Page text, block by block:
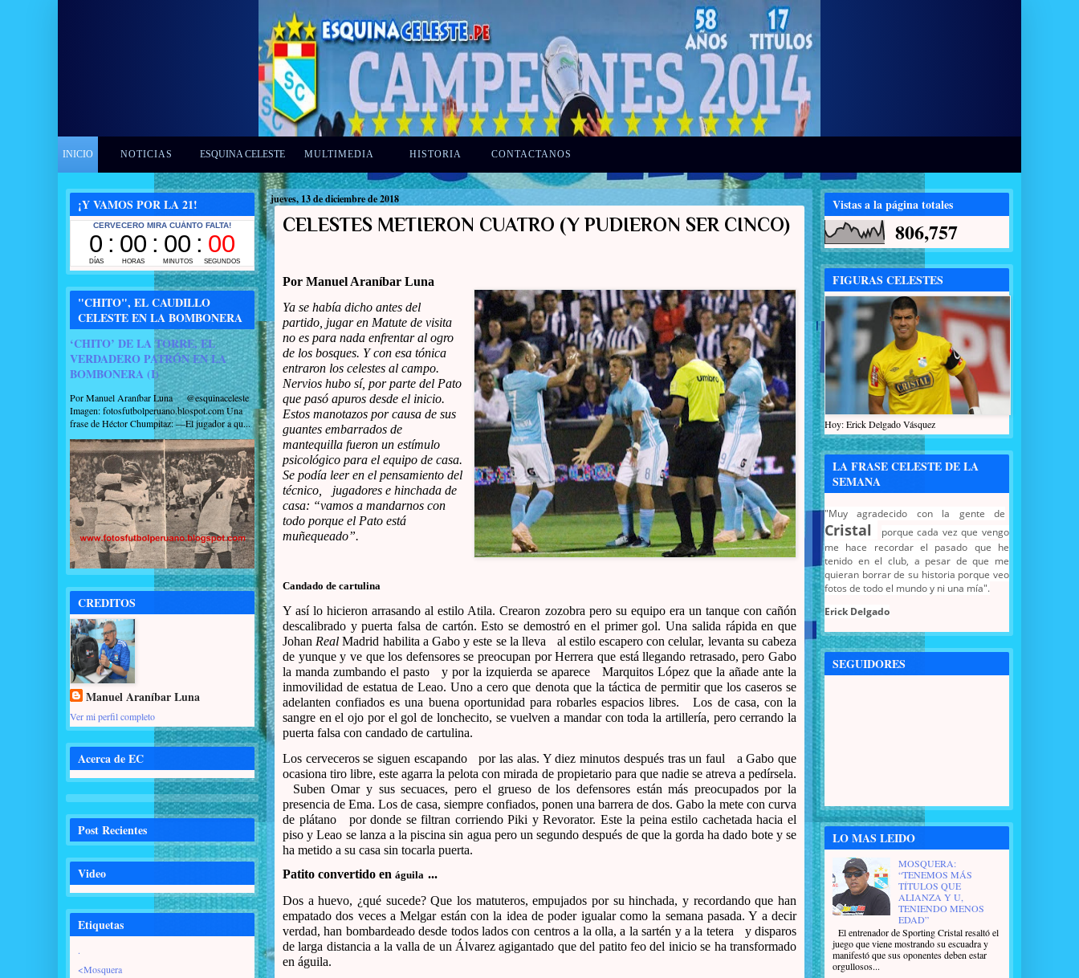
INICIO NOTICIAS ESQUINA CELESTE MULTIMEDIA HISTORIA CONTACTANOS
jueves, 13 de diciembre de 2018
CELESTES METIERON CUATRO (Y PUDIERON SER CINCO)
Por Manuel Araníbar Luna
Ya se había dicho antes del
partido, jugar en Matute de visita
no es para nada enfrentar al ogro
de los bosques. Y con esa tónica
entraron los celestes al campo.
Nervios hubo sí, por parte del Pato
que pasó apuros desde el inicio.
Estos manotazos por causa de sus
guantes embarrados de
mantequilla fueron un estímulo
psicológico para el equipo de casa.
Se podía leer en el pensamiento del
técnico,
jugadores e hinchada de
casa: “vamos a mandarnos con
todo porque el Pato está
muñequeado”.
Candado de cartulina
Y así lo hicieron arrasando al estilo Atila. Crearon zozobra pero su equipo era un tanque con cañón
descalibrado y puerta falsa de cartón. Esto se demostró en el primer gol. Una salida rápida en que
Johan Real Madrid habilita a Gabo y este se la lleva
al estilo escapero con celular, levanta su cabeza
de yunque y ve que los defensores se preocupan por Herrera que está llegando retrasado, pero Gabo
la manda zumbando el pasto
y por la izquierda se aparece
Marquitos López que la añade ante la
inmovilidad de estatua de Leao. Uno a cero que denota que la táctica de permitir que los caseros se
adelanten confiados es una buena oportunidad para robarles espacios libres.
Los de casa, con la
sangre en el ojo por el gol de lonchecito, se vuelven a mandar con toda la artillería, pero cerrando la
puerta falsa con candado de cartulina.
Los cerveceros se siguen escapando
por las alas. Y diez minutos después tras un faul
a Gabo que
ocasiona tiro libre, este agarra la pelota con mirada de propietario para que nadie se atreva a pedírsela.
Suben Omar y sus secuaces, pero el grueso de los defensores están más preocupados por la
presencia de Ema. Los de casa, siempre confiados, ponen una barrera de dos. Gabo la mete con curva
de plátano
por donde se filtran corriendo Piki y Revorator. Este la peina estilo cachetada hacia el
piso y Leao se lanza a la piscina sin agua pero un segundo después de que la gorda ha dado bote y se
ha metido a su casa sin tocarla puerta.
Patito convertido en águila ...
Dos a huevo, ¿qué sucede? Que los matuteros, empujados por su hinchada, y recordando que han
empatado dos veces a Melgar están con la idea de poder igualar como la semana pasada. Y a decir
verdad, han bombardeado desde todos lados con centros a la olla, a la sartén y a la tetera
y disparos
de larga distancia a la valla de un Álvarez agigantado que del patito feo del inicio se ha transformado
en águila.
¡Y VAMOS POR LA 21!
"CHITO", EL CAUDILLO
CELESTE EN LA BOMBONERA
‘CHITO’ DE LA TORRE, EL
VERDADERO PATRÓN EN LA
BOMBONERA (I)
Por Manuel Araníbar Luna @esquinaceleste
Imagen: fotosfutbolperuano.blospot.com Una
frase de Héctor Chumpitaz: —El jugador a qu...
CREDITOS
Manuel Araníbar Luna
Ver mi perfil completo
Acerca de EC
Post Recientes
Video
Etiquetas
.
<Mosquera
Vistas a la página totales
806,757
FIGURAS CELESTES
Hoy: Erick Delgado Vásquez
LA FRASE CELESTE DE LA
SEMANA
"Muy agradecido con la gente de
Cristal
porque cada vez que vengo
me hace recordar el pasado que he
tenido en el club, a pesar de que me
quieran borrar de su historia porque veo
fotos de todo el mundo y ni una mía".
Erick Delgado
SEGUIDORES
LO MAS LEIDO
MOSQUERA:
“TENEMOS MÁS
TÍTULOS QUE
ALIANZA Y U,
TENIENDO MENOS
EDAD”
El entrenador de Sporting Cristal resaltó el
juego que viene mostrando su escuadra y
manifestó que sus oponentes deben estar
orgullosos...